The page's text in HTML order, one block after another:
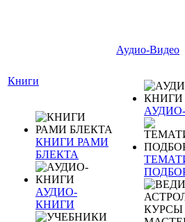
Книги
КНИГИ РАМИ
БЛЕКТА
АУДИО-
КНИГИ
Аудио-Видео